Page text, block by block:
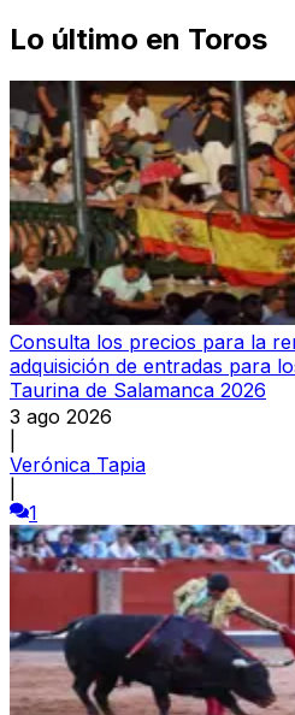
Lo último en Toros
Consulta los precios para la
adquisición de entradas para
Taurina de Salamanca 2026
3 ago 2026
Verónica Tapia
1